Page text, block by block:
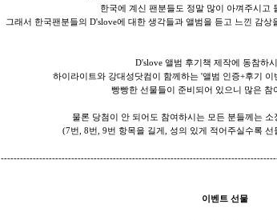
한국에 계신 팬분들도 정말 많이 아껴주시고
그래서 한국팬분들의 D'slove에 대한 생각들과 앨범을 듣고 느낀 감상
D'slove 앨범 후기책 제작에 동참하
하이라이트와 강대성닷컴이 함께하는 '앨범 인증+후기
빵빵한 선물들이 준비되어 있으니 많은 참
물론 당첨이 안 되어도 참여하시는 모든 분들께는 소
(7번, 8번, 9번 항목을 길게, 성의 있게 적어주실수록
이벤트 선물